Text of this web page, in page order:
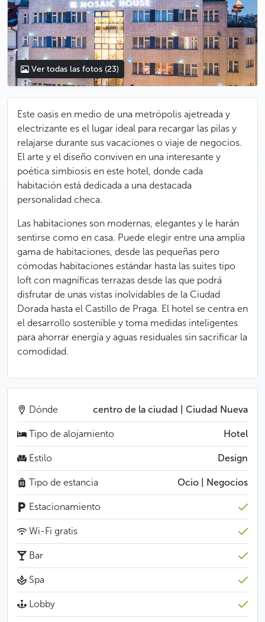
Ver todas las fotos (23)
Este oasis en medio de una metrópolis ajetreada y
electrizante es el lugar ideal para recargar las pilas y
relajarse durante sus vacaciones o viaje de negocios.
El arte y el diseño conviven en una interesante y
poética simbiosis en este hotel, donde cada
habitación está dedicada a una destacada
personalidad checa.
Las habitaciones son modernas, elegantes y le harán
sentirse como en casa. Puede elegir entre una amplia
gama de habitaciones, desde las pequeñas pero
cómodas habitaciones estándar hasta las suites tipo
loft con magníficas terrazas desde las que podrá
disfrutar de unas vistas inolvidables de la Ciudad
Dorada hasta el Castillo de Praga. El hotel se centra en
el desarrollo sostenible y toma medidas inteligentes
para ahorrar energía y aguas residuales sin sacrificar la
comodidad.
Dónde centro de la ciudad | Ciudad Nueva
Tipo de alojamiento Hotel
Estilo Design
Tipo de estancia Ocio | Negocios
Estacionamiento
Wi-Fi gratis
Bar
Spa
Lobby